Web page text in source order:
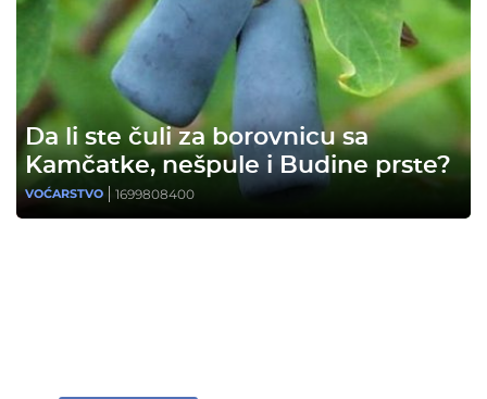
Da li ste čuli za borovnicu sa
Kamčatke, nešpule i Budine prste?
VOĆARSTVO 1699808400